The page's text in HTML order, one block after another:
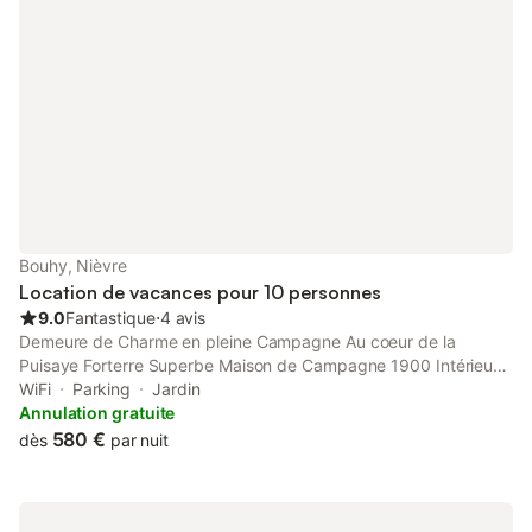
Bouhy, Nièvre
Location de vacances pour 10 personnes
9.0Fantastique⋅4 avis
Demeure de Charme en pleine Campagne Au coeur de la
Puisaye Forterre Superbe Maison de Campagne 1900 Intérieur
soigné et plein de Charme Ayant conservé toute son
authenticité Nichée dans un jardin paysagé et arboricole Avec
Piscine et Terrasse Si, comme nous, vous êtes passionnés de
WiFi Parking
Jardin
Annulation gratuite
dès 580 € par nuit